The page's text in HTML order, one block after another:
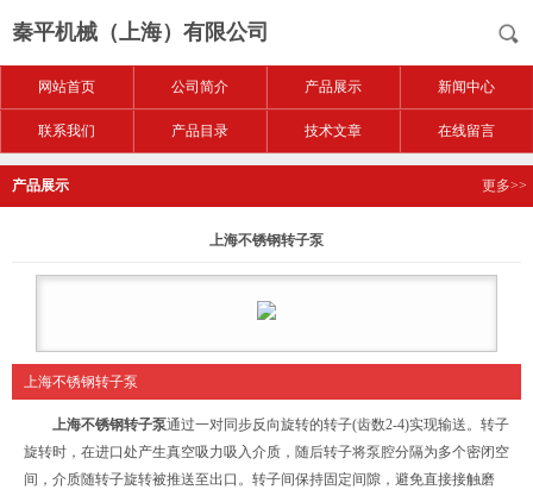
秦平机械（上海）有限公司
网站首页 公司简介 产品展示 新闻中心
联系我们 产品目录 技术文章 在线留言
产品展示 更多>>
上海不锈钢转子泵
上海不锈钢转子泵
上海不锈钢转子泵通过一对同步反向旋转的转子(齿数2-4)实现输送。转子
旋转时，在进口处产生真空吸力吸入介质，随后转子将泵腔分隔为多个密闭空
间，介质随转子旋转被推送至出口。转子间保持固定间隙，避免直接接触磨